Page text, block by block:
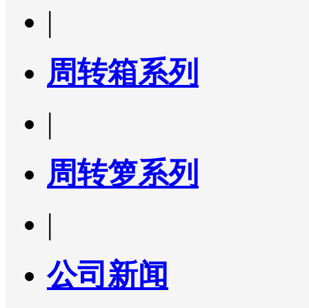
|
周转箱系列
|
周转箩系列
|
公司新闻